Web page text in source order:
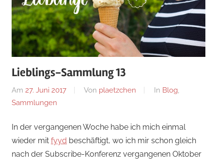
Lieblings-Sammlung 13
Am 27. Juni 2017 Von plaetzchen In Blog,
Sammlungen
In der vergangenen Woche habe ich mich einmal
wieder mit fyyd beschäftigt, wo ich mir schon gleich
nach der Subscribe-Konferenz vergangenen Oktober